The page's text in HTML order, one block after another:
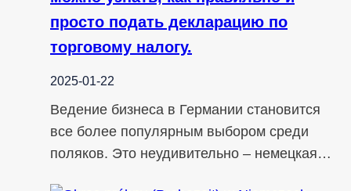
просто подать декларацию по
торговому налогу.
2025-01-22
Ведение бизнеса в Германии становится
все более популярным выбором среди
поляков. Это неудивительно – немецкая…